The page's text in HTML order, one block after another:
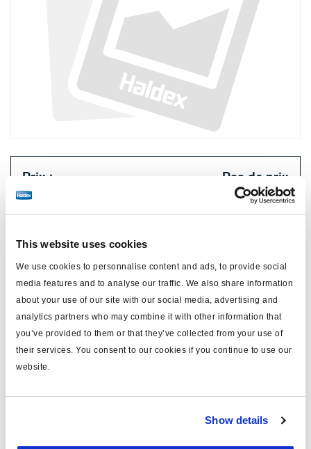
This website uses cookies
We use cookies to personnalise content and ads, to provide social
media features and to analyse our traffic. We also share information
about your use of our site with our social media, advertising and
analytics partners who may combine it with other information that
you’ve provided to them or that they’ve collected from your use of
their services. You consent to our cookies if you continue to use our
website.
Show details
Prix : Pas de prix
Spécifications techniques
type Coquille de pression
pour ZYLINDER VOLLST. TYP 14
pour version 003596809